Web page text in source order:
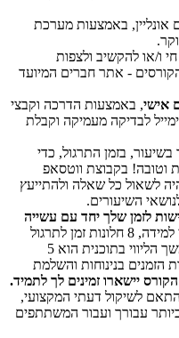
אונליין, באמצעות מערכת
ו/או להקשיב ולצפות
- אתר חברים המיועד
אישי, באמצעות הדרכה וקבצי
לבדיקה מעמיקה וקבלת
בזמן התרגול, כדי
וטובה! בקבוצת ווטסאפ
לשאול כל שאלה ולהתייעץ
השיעורים.
לזמן שלך יחד עם עשייה
יש לנו 8 שיעורי למידה, 8 חלונות זמן לתרגול
בסוף כל מפגש ו 2 שיעורי בונוס. משך הליווי בתוכנית הוא 5
הזמנים בנינוחות והשלמת
יישארו זמינים לך לתמיד.
לשיקול דעתי המקצועי,
עבורך ועבור המשתתפים